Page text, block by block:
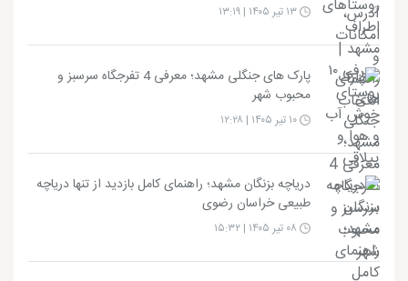
پارک های جنگلی مشهد؛ معرفی 4 تفرجگاه سرسبز و
محبوب شهر
دریاچه بزنگان مشهد؛ راهنمای کامل بازدید از تنها دریاچه
طبیعی خراسان رضوی